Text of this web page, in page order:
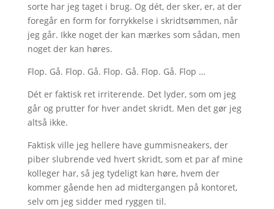
sorte har jeg taget i brug. Og dét, der sker, er, at der
foregår en form for forrykkelse i skridtsømmen, når
jeg går. Ikke noget der kan mærkes som sådan, men
noget der kan høres.
Flop. Gå. Flop. Gå. Flop. Gå. Flop. Gå. Flop …
Dét er faktisk ret irriterende. Det lyder, som om jeg
går og prutter for hver andet skridt. Men det gør jeg
altså ikke.
Faktisk ville jeg hellere have gummisneakers, der
piber slubrende ved hvert skridt, som et par af mine
kolleger har, så jeg tydeligt kan høre, hvem der
kommer gående hen ad midtergangen på kontoret,
selv om jeg sidder med ryggen til.